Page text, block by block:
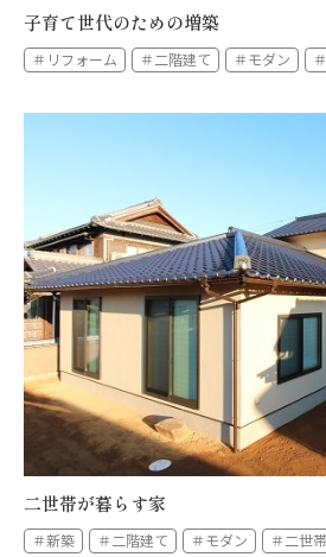
子育て世代のための増築
＃リフォーム ＃二階建て ＃モダン
二世帯が暮らす家
＃新築 ＃二階建て ＃モダン ＃二世